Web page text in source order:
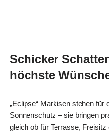
Schicker
höchste
„Eclipse“ Markisen stehen für
Sonnenschutz – sie bringen
gleich ob für Terrasse,